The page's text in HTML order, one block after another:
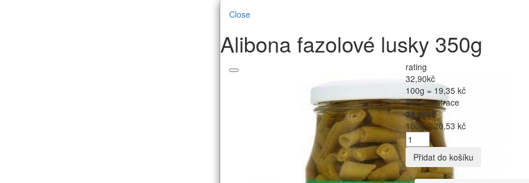
Close
Alibona fazolové lusky 350g
rating
32,90kč
100g = 19,35 kč
Bez registrace
34,90kč
100g = 20,53 kč
Přidat do košíku